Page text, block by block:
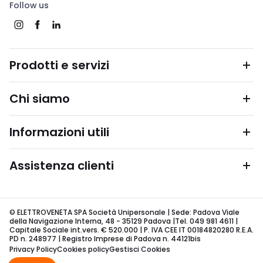
Follow us
Prodotti e servizi
Chi siamo
Informazioni utili
Assistenza clienti
© ELETTROVENETA SPA Società Unipersonale | Sede: Padova Viale
della Navigazione Interna, 48 - 35129 Padova |Tel. 049 981 4611 |
Capitale Sociale int.vers. € 520.000 | P. IVA CEE IT 00184820280 R.E.A.
PD n. 248977 | Registro Imprese di Padova n. 44121bis
Privacy PolicyCookies policyGestisci Cookies